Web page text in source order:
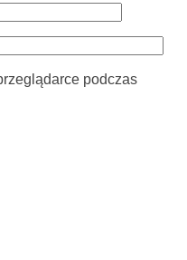
podczas